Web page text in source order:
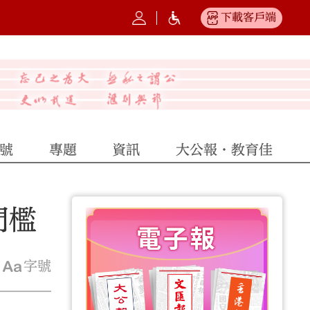
下載客戶端
專題 資訊 大公報·教育佳
檻
字號